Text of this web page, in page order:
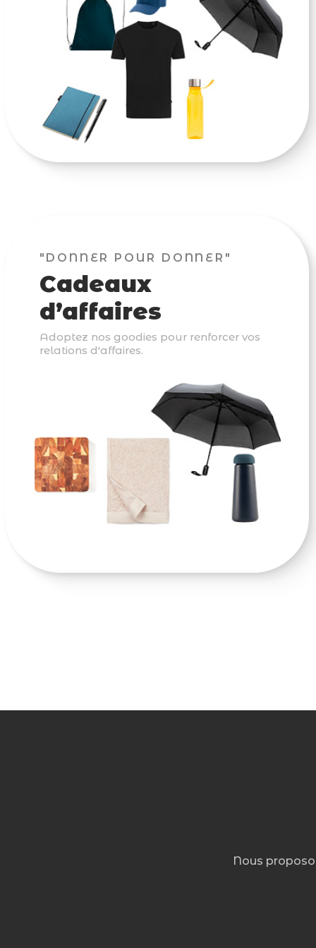
"DONNER POUR DONNER"
Cadeaux
d’affaires
Adoptez nos goodies pour renforcer vos
relations d'affaires.
Nous